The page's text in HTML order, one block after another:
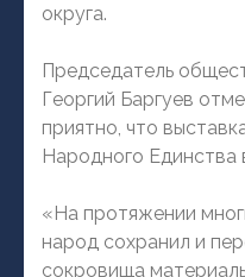
округа.
Председатель
Георгий Баргуев
приятно, что
Народного Единства
«На протяжении
народ сохранил и
сокровища